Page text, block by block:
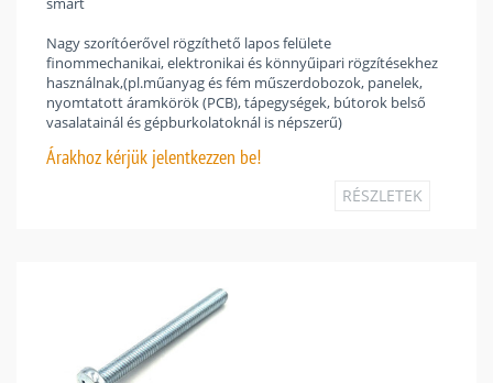
Nagy szorítóerővel rögzíthető lapos felülete
finommechanikai, elektronikai és könnyűipari rögzítésekhez
használnak,(pl.műanyag és fém műszerdobozok, panelek,
nyomtatott áramkörök (PCB), tápegységek, bútorok belső
vasalatainál és gépburkolatoknál is népszerű)
Árakhoz kérjük jelentkezzen be!
RÉSZLETEK